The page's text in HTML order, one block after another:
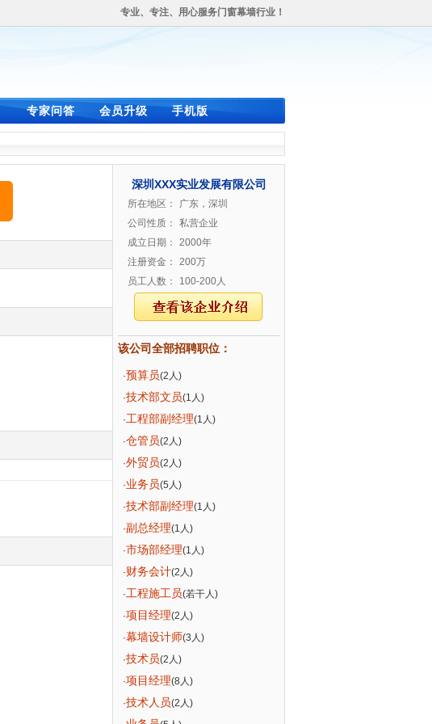
专业、专注、用心服务门窗幕墙行业！
专家问答 会员升级 手机版
深圳XXX实业发展有限公司
所在地区：
广东，深圳
公司性质：
私营企业
成立日期：
2000年
注册资金：
200万
员工人数：
100-200人
该公司全部招聘职位：
·预算员(2人)
·技术部文员(1人)
·工程部副经理(1人)
·仓管员(2人)
·外贸员(2人)
·业务员(5人)
·技术部副经理(1人)
·副总经理(1人)
·市场部经理(1人)
·财务会计(2人)
·工程施工员(若干人)
·项目经理(2人)
·幕墙设计师(3人)
·技术员(2人)
·项目经理(8人)
·技术人员(2人)